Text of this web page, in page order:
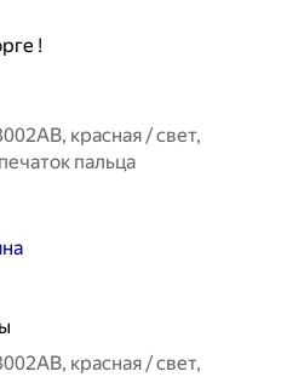
!
красная / свет,
пальца
красная / свет,